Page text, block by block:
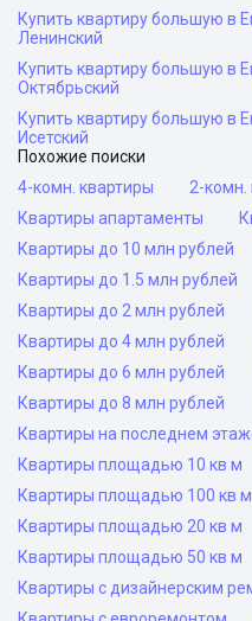
Купить квартиру большую в
Ленинский
Купить квартиру большую в
Октябрьский
Купить квартиру большую в
Исетский
Похожие поиски
4-комн. квартиры
2-комн.
Квартиры апартаменты
Квартиры до 10 млн рублей
Квартиры до 1.5 млн рублей
Квартиры до 2 млн рублей
Квартиры до 4 млн рублей
Квартиры до 6 млн рублей
Квартиры до 8 млн рублей
Квартиры на последнем
Квартиры площадью 10 кв м
Квартиры площадью 100 кв м
Квартиры площадью 20 кв м
Квартиры площадью 50 кв м
Квартиры с дизайнерским